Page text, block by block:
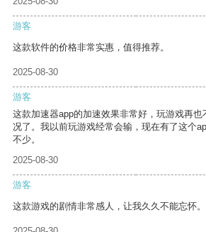
游客
这款软件的价格非常实惠，值得推荐。
2025-08-30
游客
这款加速器app的加速效果非常好，玩游戏再
况了。我以前玩游戏经常会输，现在有了这个
不少。
2025-08-30
游客
这款游戏的剧情非常感人，让我久久不能忘怀。